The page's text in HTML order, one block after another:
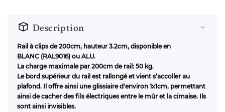
Description
Rail à clips de 200cm, hauteur 3.2cm, disponible en
BLANC (RAL9016) ou ALU.
La charge maximale par 200cm de rail: 50 kg.
Le bord supérieur du rail est rallongé et vient s’accoller au
plafond. Il offre ainsi une glissiaire d'environ 1x1cm, permettant
ainsi de cacher des fils électriques entre le mûr et la cimaise. Ils
sont ainsi invisibles.